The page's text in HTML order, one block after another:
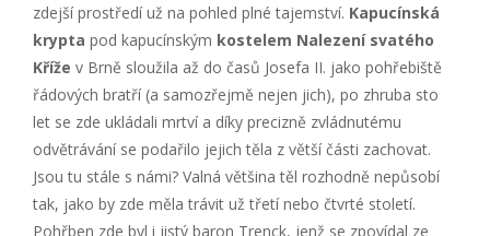
zdejší prostředí už na pohled plné tajemství. Kapucínská
krypta pod kapucínským kostelem Nalezení svatého
Kříže v Brně sloužila až do časů Josefa II. jako pohřebiště
řádových bratří (a samozřejmě nejen jich), po zhruba sto
let se zde ukládali mrtví a díky precizně zvládnutému
odvětrávání se podařilo jejich těla z větší části zachovat.
Jsou tu stále s námi? Valná většina těl rozhodně nepůsobí
tak, jako by zde měla trávit už třetí nebo čtvrté století.
Pohřben zde byl i jistý baron Trenck, jenž se zpovídal ze